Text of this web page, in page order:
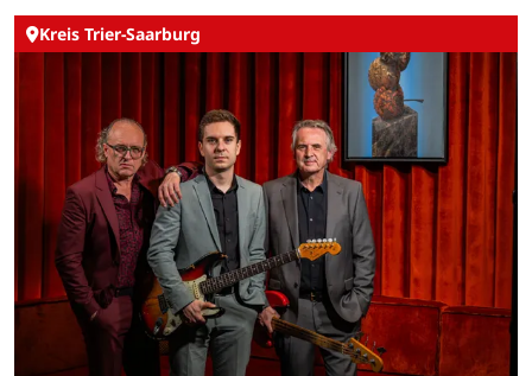
Kreis Trier-Saarburg